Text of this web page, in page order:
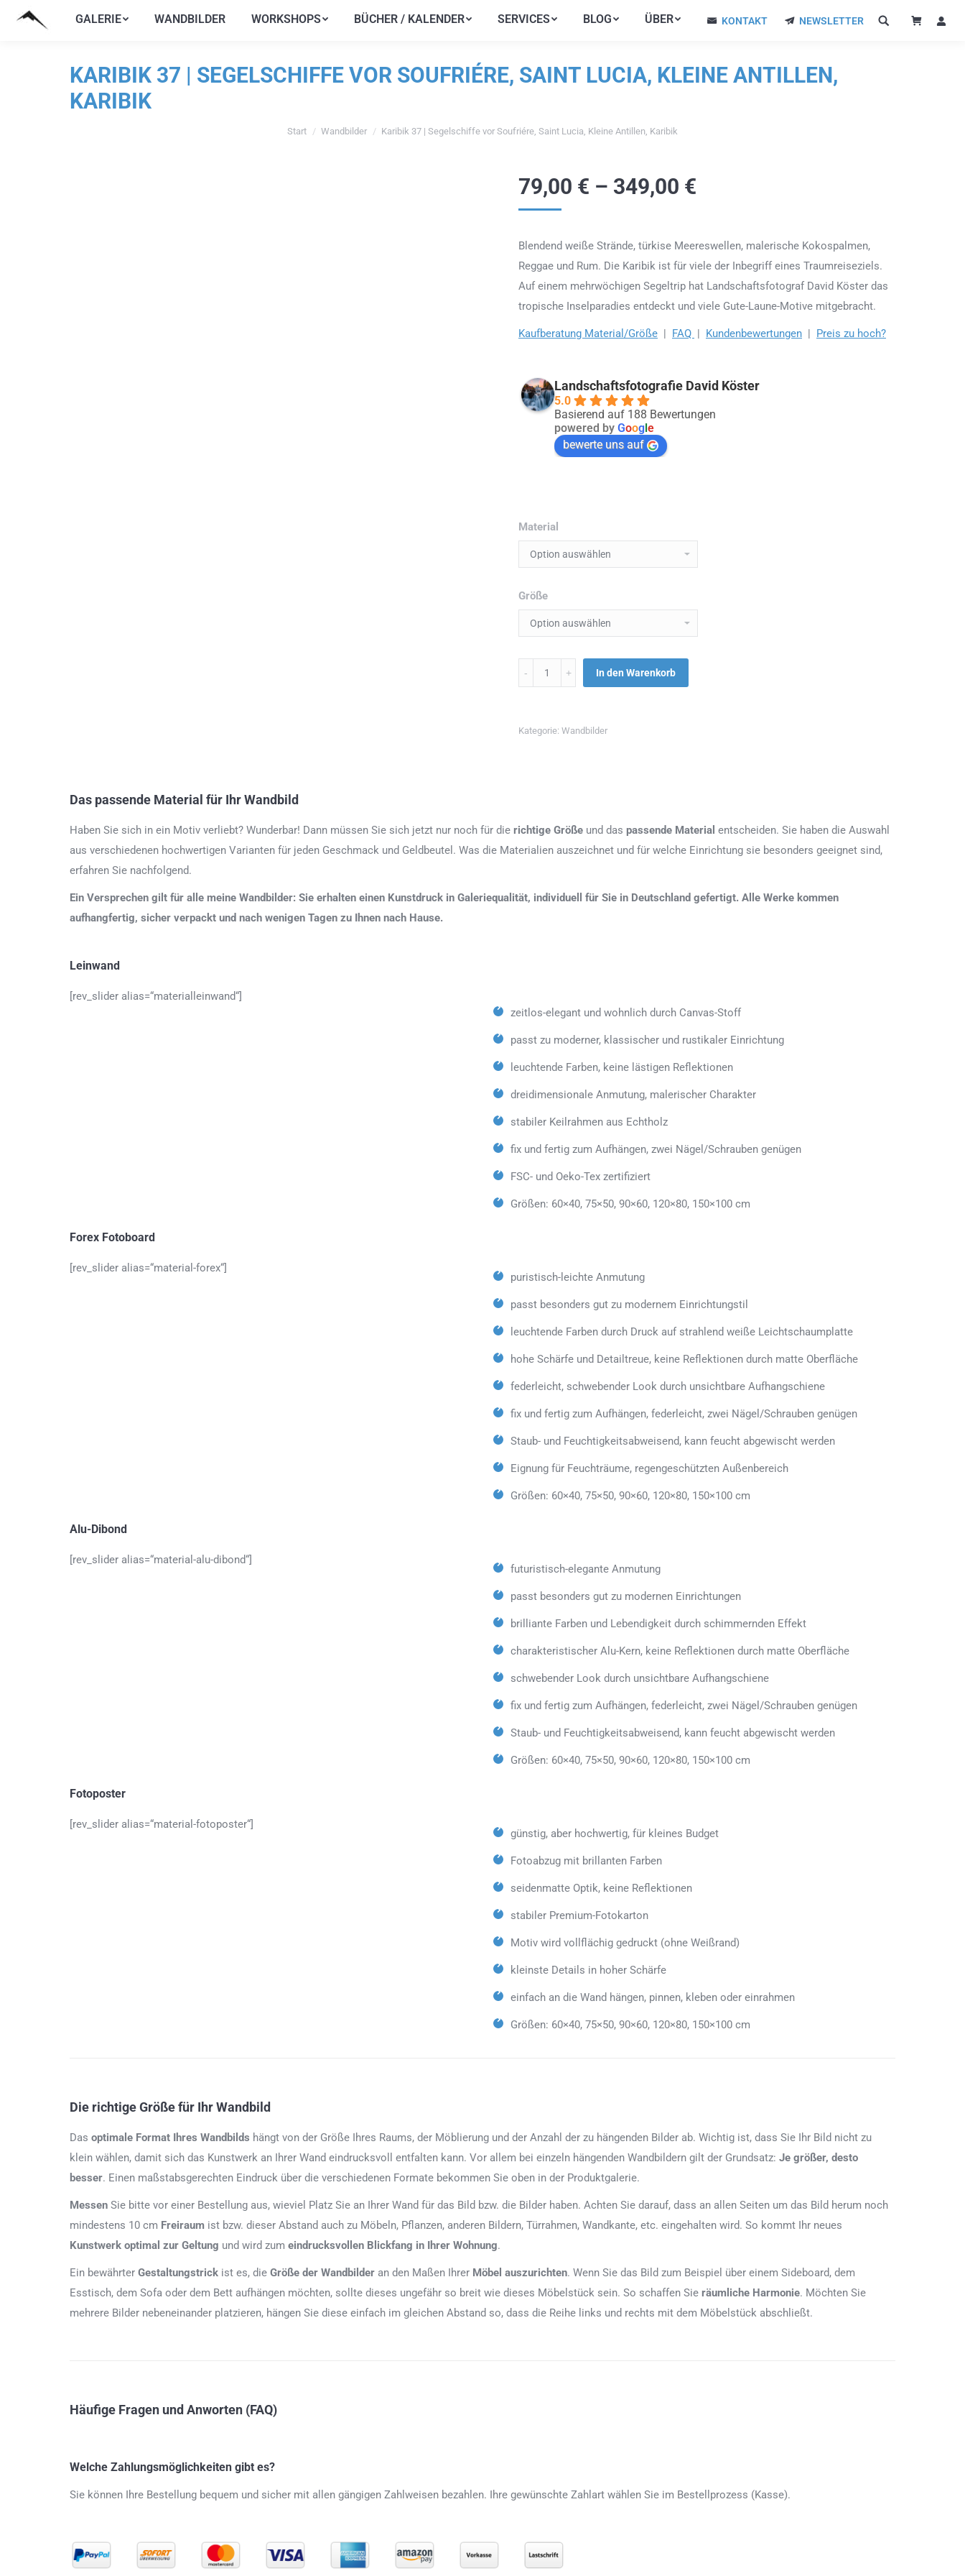
GALERIE WANDBILDER WORKSHOPS BÜCHER / KALENDER SERVICES BLOG ÜBER KONTAKT NEWSLETTER
KARIBIK 37 | SEGELSCHIFFE VOR SOUFRIÉRE, SAINT LUCIA, KLEINE ANTILLEN,
KARIBIK
Sie befinden sich hier:
Start Wandbilder Karibik 37 | Segelschiffe vor Soufriére, Saint Lucia, Kleine Antillen, Karibik
79,00 € – 349,00 €
Blendend weiße Strände, türkise Meereswellen, malerische Kokospalmen,
Reggae und Rum. Die Karibik ist für viele der Inbegriff eines Traumreiseziels.
Auf einem mehrwöchigen Segeltrip hat Landschaftsfotograf David Köster das
tropische Inselparadies entdeckt und viele Gute-Laune-Motive mitgebracht.
Kaufberatung Material/Größe | FAQ | Kundenbewertungen | Preis zu hoch?
Landschaftsfotografie David Köster
5.0
Basierend auf 188 Bewertungen
powered by Google
bewerte uns auf
Material
Größe
Menge In den Warenkorb
Kategorie: Wandbilder
Das passende Material für Ihr Wandbild
Haben Sie sich in ein Motiv verliebt? Wunderbar! Dann müssen Sie sich jetzt nur noch für die richtige Größe und das passende Material entscheiden. Sie haben die Auswahl
aus verschiedenen hochwertigen Varianten für jeden Geschmack und Geldbeutel. Was die Materialien auszeichnet und für welche Einrichtung sie besonders geeignet sind,
erfahren Sie nachfolgend.
Ein Versprechen gilt für alle meine Wandbilder: Sie erhalten einen Kunstdruck in Galeriequalität, individuell für Sie in Deutschland gefertigt. Alle Werke kommen
aufhangfertig, sicher verpackt und nach wenigen Tagen zu Ihnen nach Hause.
Leinwand
[rev_slider alias=“materialleinwand“]
zeitlos-elegant und wohnlich durch Canvas-Stoff
passt zu moderner, klassischer und rustikaler Einrichtung
leuchtende Farben, keine lästigen Reflektionen
dreidimensionale Anmutung, malerischer Charakter
stabiler Keilrahmen aus Echtholz
fix und fertig zum Aufhängen, zwei Nägel/Schrauben genügen
FSC- und Oeko-Tex zertifiziert
Größen: 60×40, 75×50, 90×60, 120×80, 150×100 cm
Forex Fotoboard
[rev_slider alias=“material-forex“]
puristisch-leichte Anmutung
passt besonders gut zu modernem Einrichtungstil
leuchtende Farben durch Druck auf strahlend weiße Leichtschaumplatte
hohe Schärfe und Detailtreue, keine Reflektionen durch matte Oberfläche
federleicht, schwebender Look durch unsichtbare Aufhangschiene
fix und fertig zum Aufhängen, federleicht, zwei Nägel/Schrauben genügen
Staub- und Feuchtigkeitsabweisend, kann feucht abgewischt werden
Eignung für Feuchträume, regengeschützten Außenbereich
Größen: 60×40, 75×50, 90×60, 120×80, 150×100 cm
Alu-Dibond
[rev_slider alias=“material-alu-dibond“]
futuristisch-elegante Anmutung
passt besonders gut zu modernen Einrichtungen
brilliante Farben und Lebendigkeit durch schimmernden Effekt
charakteristischer Alu-Kern, keine Reflektionen durch matte Oberfläche
schwebender Look durch unsichtbare Aufhangschiene
fix und fertig zum Aufhängen, federleicht, zwei Nägel/Schrauben genügen
Staub- und Feuchtigkeitsabweisend, kann feucht abgewischt werden
Größen: 60×40, 75×50, 90×60, 120×80, 150×100 cm
Fotoposter
[rev_slider alias=“material-fotoposter“]
günstig, aber hochwertig, für kleines Budget
Fotoabzug mit brillanten Farben
seidenmatte Optik, keine Reflektionen
stabiler Premium-Fotokarton
Motiv wird vollflächig gedruckt (ohne Weißrand)
kleinste Details in hoher Schärfe
einfach an die Wand hängen, pinnen, kleben oder einrahmen
Größen: 60×40, 75×50, 90×60, 120×80, 150×100 cm
Die richtige Größe für Ihr Wandbild
Das optimale Format Ihres Wandbilds hängt von der Größe Ihres Raums, der Möblierung und der Anzahl der zu hängenden Bilder ab. Wichtig ist, dass Sie Ihr Bild nicht zu
klein wählen, damit sich das Kunstwerk an Ihrer Wand eindrucksvoll entfalten kann. Vor allem bei einzeln hängenden Wandbildern gilt der Grundsatz: Je größer, desto
besser. Einen maßstabsgerechten Eindruck über die verschiedenen Formate bekommen Sie oben in der Produktgalerie.
Messen Sie bitte vor einer Bestellung aus, wieviel Platz Sie an Ihrer Wand für das Bild bzw. die Bilder haben. Achten Sie darauf, dass an allen Seiten um das Bild herum noch
mindestens 10 cm Freiraum ist bzw. dieser Abstand auch zu Möbeln, Pflanzen, anderen Bildern, Türrahmen, Wandkante, etc. eingehalten wird. So kommt Ihr neues
Kunstwerk optimal zur Geltung und wird zum eindrucksvollen Blickfang in Ihrer Wohnung.
Ein bewährter Gestaltungstrick ist es, die Größe der Wandbilder an den Maßen Ihrer Möbel auszurichten. Wenn Sie das Bild zum Beispiel über einem Sideboard, dem
Esstisch, dem Sofa oder dem Bett aufhängen möchten, sollte dieses ungefähr so breit wie dieses Möbelstück sein. So schaffen Sie räumliche Harmonie. Möchten Sie
mehrere Bilder nebeneinander platzieren, hängen Sie diese einfach im gleichen Abstand so, dass die Reihe links und rechts mit dem Möbelstück abschließt.
Häufige Fragen und Anworten (FAQ)
Welche Zahlungsmöglichkeiten gibt es?
Sie können Ihre Bestellung bequem und sicher mit allen gängigen Zahlweisen bezahlen. Ihre gewünschte Zahlart wählen Sie im Bestellprozess (Kasse).
GALERIE WANDBILDER WORKSHOPS BÜCHER / KALENDER SERVICES BLOG ÜBER KONTAKT NEWSLETTER